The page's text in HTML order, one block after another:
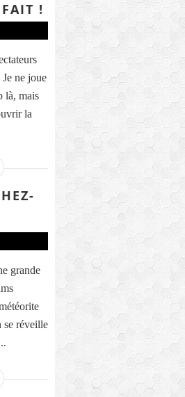
!
ne joue
là, mais
la
grande
se réveille